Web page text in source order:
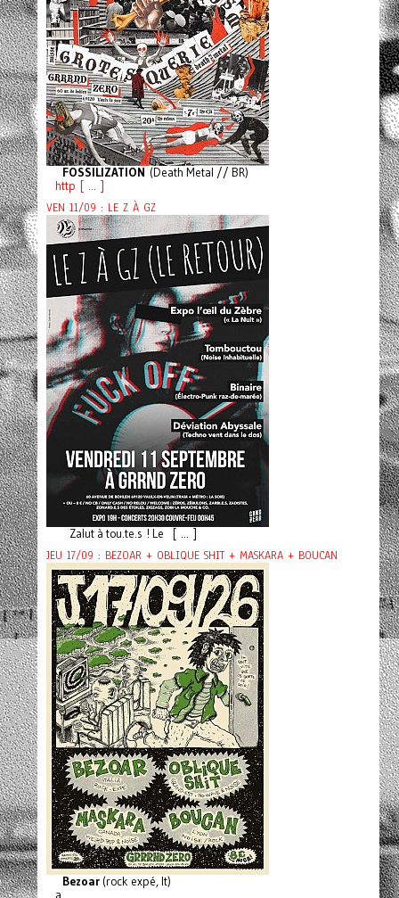
FOSSILIZATION (Death Metal // BR)
http [ ... ]
VEN 11/09 : LE Z À GZ
Zalut à tou.te.s ! Le [ ... ]
JEU 17/09 : BEZOAR + OBLIQUE SHIT + MASKARA + BOUCAN
Bezoar(rock expé, It)